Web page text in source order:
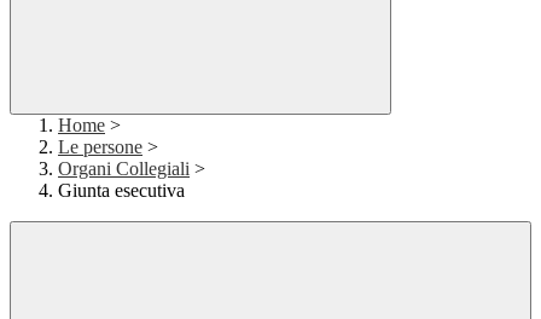
Home >
Le persone >
Organi Collegiali >
Giunta esecutiva